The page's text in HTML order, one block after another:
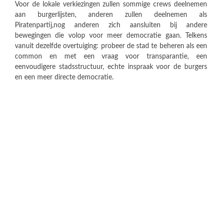
Voor de lokale verkiezingen zullen sommige crews deelnemen
aan burgerlijsten, anderen zullen deelnemen als
Piratenpartij,nog anderen zich aansluiten bij andere
bewegingen die volop voor meer democratie gaan. Telkens
vanuit dezelfde overtuiging: probeer de stad te beheren als een
common en met een vraag voor transparantie, een
eenvoudigere stadsstructuur, echte inspraak voor de burgers
en een meer directe democratie.